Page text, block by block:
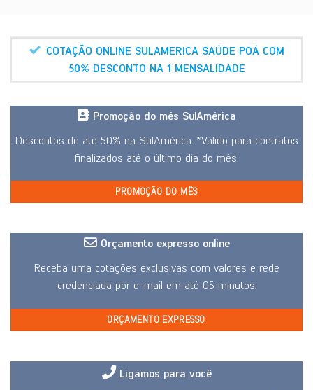
COTAÇÃO ONLINE SULAMERICA SAÚDE POÁ COM
50% DESCONTO NA 1 MENSALIDADE
Promoção do mês SulAmérica
Descontos de até 50% na SulAmérica. *Válido para contratos
finalizados até o último dia do mês.
PROMOÇÃO DO MÊS
Orçamento expresso online
Receba uma cotações exclusivas com valores e rede
credenciada por e-mail em até 05 minutos.
ORÇAMENTO EXPRESSO
Ligamos para você